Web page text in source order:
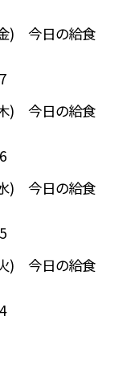
金) 今日の給食
木) 今日の給食
水) 今日の給食
火) 今日の給食